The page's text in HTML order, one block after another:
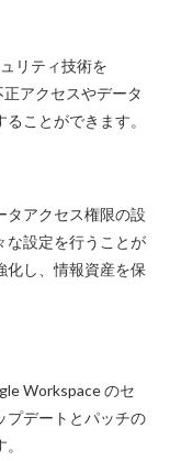
リティ技術を
アクセスやデータ
ことができます。
タアクセス権限の設
な設定を行うことが
化し、情報資産を保
Workspace のセ
プデートとパッチの